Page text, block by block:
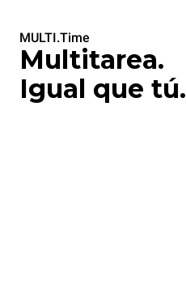
MULTI.Time
Multitarea.
Igual que tú.